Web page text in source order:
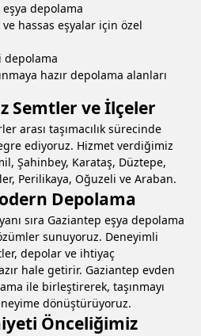
depolama
hassas eşyalar için özel
depolama
hazır depolama alanları
Semtler ve İlçeler
arası taşımacılık sürecinde
ediyoruz. Hizmet verdiğimiz
, Şahinbey, Karataş, Düztepe,
, Perilikaya, Oğuzeli ve Araban.
Depolama
sıra Gaziantep eşya depolama
sunuyoruz. Deneyimli
depolar ve ihtiyaç
hale getirir. Gaziantep evden
ile birleştirerek, taşınmayı
dönüştürüyoruz.
Önceliğimiz